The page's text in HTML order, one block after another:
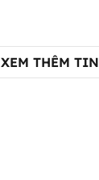
XEM THÊM TIN